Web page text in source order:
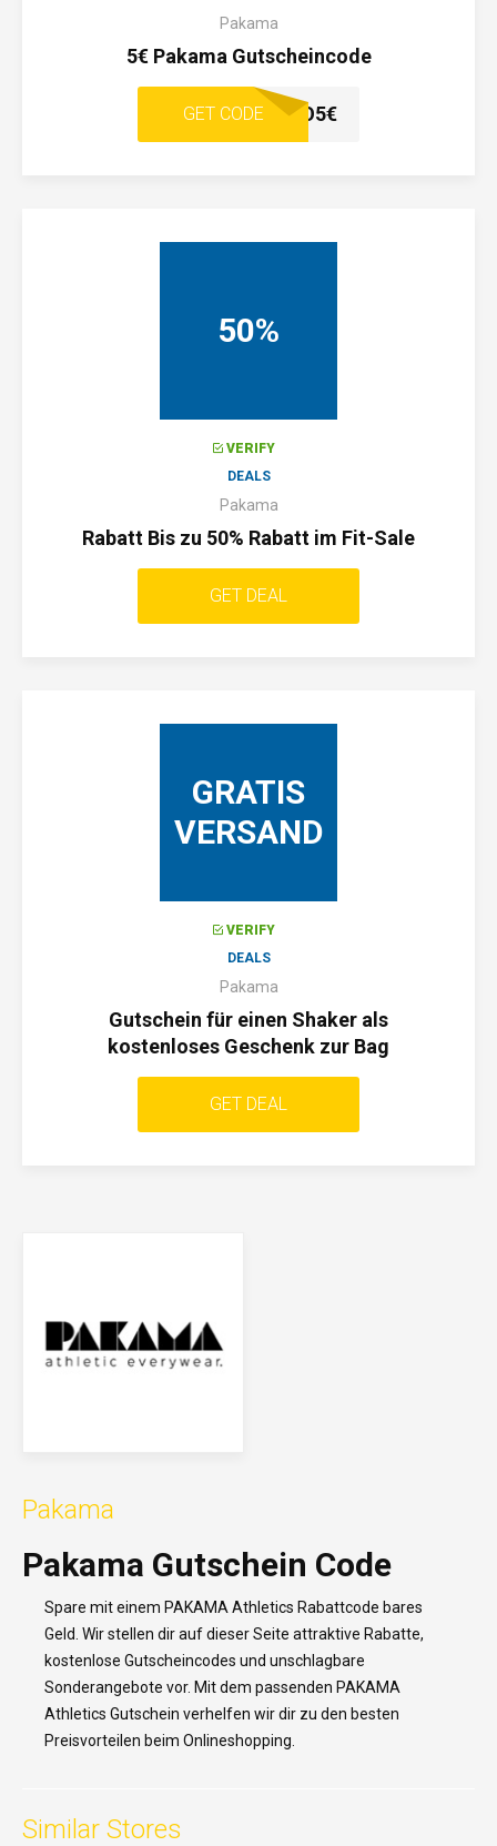
Pakama
5€ Pakama Gutscheincode
GET CODEVATAGO5€
50%
VERIFY
DEALS
Pakama
Rabatt Bis zu 50% Rabatt im Fit-Sale
GET DEAL
GRATIS
VERSAND
VERIFY
DEALS
Pakama
Gutschein für einen Shaker als
kostenloses Geschenk zur Bag
GET DEAL
Pakama
Pakama Gutschein Code
Spare mit einem PAKAMA Athletics Rabattcode bares
Geld. Wir stellen dir auf dieser Seite attraktive Rabatte,
kostenlose Gutscheincodes und unschlagbare
Sonderangebote vor. Mit dem passenden PAKAMA
Athletics Gutschein verhelfen wir dir zu den besten
Preisvorteilen beim Onlineshopping.
Similar Stores